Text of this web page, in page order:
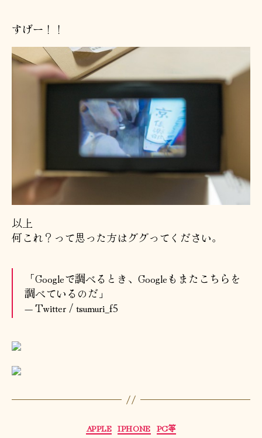
すげー！！
以上
何これ？って思った方はググってください。
「Googleで調べるとき、Googleもまたこちらを
調べているのだ」
— Twitter / tsumuri_f5
カ
APPLE IPHONE PC等